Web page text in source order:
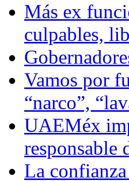
Más ex
culpables,
Vamos por
“narco”,
UAEMéx
responsable
La